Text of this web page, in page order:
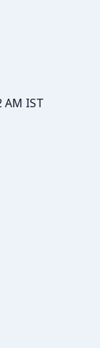
AM IST